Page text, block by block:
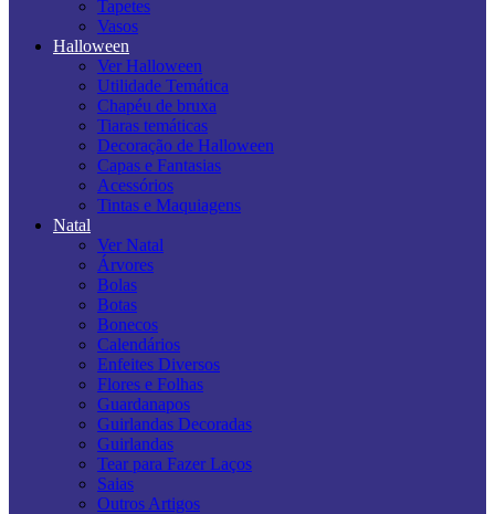
Tapetes
Vasos
Halloween
Ver Halloween
Utilidade Temática
Chapéu de bruxa
Tiaras temáticas
Decoração de Halloween
Capas e Fantasias
Acessórios
Tintas e Maquiagens
Natal
Ver Natal
Árvores
Bolas
Botas
Bonecos
Calendários
Enfeites Diversos
Flores e Folhas
Guardanapos
Guirlandas Decoradas
Guirlandas
Tear para Fazer Laços
Saias
Outros Artigos